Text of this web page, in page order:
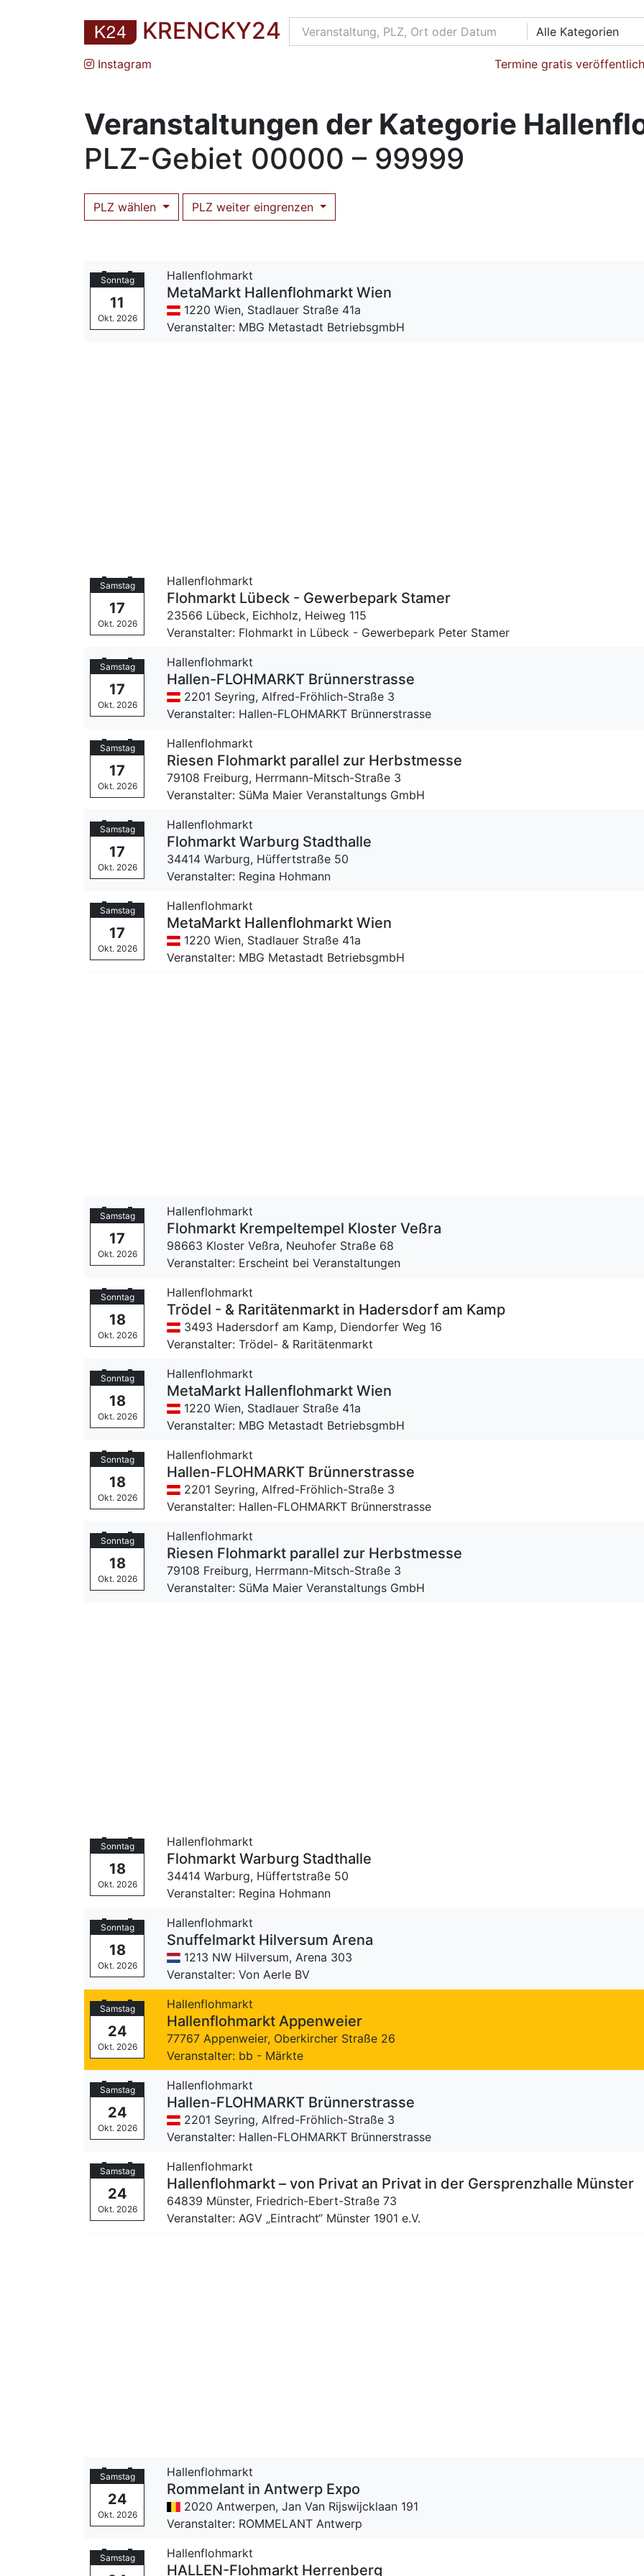
KRENCKY24 Alle Kategorien
Instagram Termine gratis
Veranstaltungen der Kategorie
PLZ-Gebiet 00000 – 99999
PLZ wählen PLZ weiter eingrenzen
Sonntag
11
Okt. 2026
Hallenflohmarkt
MetaMarkt Hallenflohmarkt Wien
1220 Wien, Stadlauer Straße 41a
Veranstalter: MBG Metastadt BetriebsgmbH
Samstag
17
Okt. 2026
Hallenflohmarkt
Flohmarkt Lübeck - Gewerbepark Stamer
23566 Lübeck, Eichholz, Heiweg 115
Veranstalter: Flohmarkt in Lübeck - Gewerbepark Peter Stamer
Samstag
17
Okt. 2026
Hallenflohmarkt
Hallen-FLOHMARKT Brünnerstrasse
2201 Seyring,Alfred-Fröhlich-Straße 3
Veranstalter: Hallen-FLOHMARKT Brünnerstrasse
Samstag
17
Okt. 2026
Hallenflohmarkt
Riesen Flohmarkt parallel zur Herbstmesse
79108 Freiburg, Herrmann-Mitsch-Straße 3
Veranstalter: SüMa Maier Veranstaltungs GmbH
Samstag
17
Okt. 2026
Hallenflohmarkt
Flohmarkt Warburg Stadthalle
34414 Warburg, Hüffertstraße 50
Veranstalter: Regina Hohmann
Samstag
17
Okt. 2026
Hallenflohmarkt
MetaMarkt Hallenflohmarkt Wien
1220 Wien, Stadlauer Straße 41a
Veranstalter: MBG Metastadt BetriebsgmbH
Samstag
17
Okt. 2026
Hallenflohmarkt
Flohmarkt Krempeltempel Kloster Veßra
98663 Kloster Veßra, Neuhofer Straße 68
Veranstalter: Erscheint bei Veranstaltungen
Sonntag
18
Okt. 2026
Hallenflohmarkt
Trödel - & Raritätenmarkt in Hadersdorf am Kamp
3493 Hadersdorf am Kamp, Diendorfer Weg 16
Veranstalter: Trödel- & Raritätenmarkt
Sonntag
18
Okt. 2026
Hallenflohmarkt
MetaMarkt Hallenflohmarkt Wien
1220 Wien, Stadlauer Straße 41a
Veranstalter: MBG Metastadt BetriebsgmbH
Sonntag
18
Okt. 2026
Hallenflohmarkt
Hallen-FLOHMARKT Brünnerstrasse
2201 Seyring,Alfred-Fröhlich-Straße 3
Veranstalter: Hallen-FLOHMARKT Brünnerstrasse
Sonntag
18
Okt. 2026
Hallenflohmarkt
Riesen Flohmarkt parallel zur Herbstmesse
79108 Freiburg, Herrmann-Mitsch-Straße 3
Veranstalter: SüMa Maier Veranstaltungs GmbH
Sonntag
18
Okt. 2026
Hallenflohmarkt
Flohmarkt Warburg Stadthalle
34414 Warburg, Hüffertstraße 50
Veranstalter: Regina Hohmann
Sonntag
18
Okt. 2026
Hallenflohmarkt
Snuffelmarkt Hilversum Arena
1213 NW Hilversum,Arena 303
Veranstalter: Von Aerle BV
Samstag
24
Okt. 2026
Hallenflohmarkt
Hallenflohmarkt Appenweier
77767 Appenweier, Oberkircher Straße 26
Veranstalter: bb - Märkte
Samstag
24
Okt. 2026
Hallenflohmarkt
Hallen-FLOHMARKT Brünnerstrasse
2201 Seyring,Alfred-Fröhlich-Straße 3
Veranstalter: Hallen-FLOHMARKT Brünnerstrasse
Samstag
24
Okt. 2026
Hallenflohmarkt
Hallenflohmarkt – von Privat an Privat in der Gersprenzhalle Münster
64839 Münster, Friedrich-Ebert-Straße 73
Veranstalter: AGV „Eintracht“ Münster 1901 e.V.
Samstag
24
Okt. 2026
Hallenflohmarkt
Rommelant in Antwerp Expo
2020 Antwerpen,Jan Van Rijswijcklaan 191
Veranstalter: ROMMELANT Antwerp
Samstag Hallenflohmarkt
HALLEN-Flohmarkt Herrenberg